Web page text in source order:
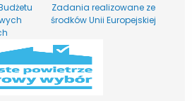
Zadania realizowane ze
środków Unii Europejskiej